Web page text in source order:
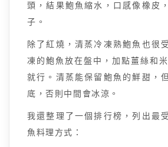
頭，結果鮑魚縮水，口感像橡皮
子。
除了紅燒，清蒸冷凍熟鮑魚也很
凍的鮑魚放在盤中，加點薑絲和
就行。清蒸能保留鮑魚的鮮甜，
底，否則中間會冰涼。
我還整理了一個排行榜，列出最
魚料理方式：